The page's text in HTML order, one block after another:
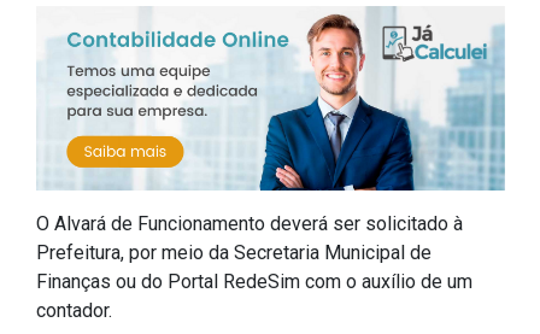
O Alvará de Funcionamento deverá ser solicitado à
Prefeitura, por meio da Secretaria Municipal de
Finanças ou do Portal RedeSim com o auxílio de um
contador.